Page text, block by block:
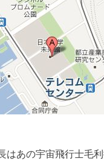
はあの宇宙飛行士毛利